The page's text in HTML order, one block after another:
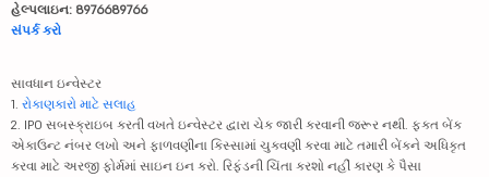
હેલ્પલાઇન: 8976689766
સંપર્ક કરો
સાવધાન ઇન્વેસ્ટર
1. રોકાણકારો માટે સલાહ
2. IPO સબસ્ક્રાઇબ કરતી વખતે ઇન્વેસ્ટર દ્વારા ચેક જારી કરવાની જરૂર નથી. ફક્ત બેંક
એકાઉન્ટ નંબર લખો અને ફાળવણીના કિસ્સામાં ચુકવણી કરવા માટે તમારી બેંકને અધિકૃત
કરવા માટે અરજી ફોર્મમાં સાઇન ઇન કરો. રિફંડની ચિંતા કરશો નહીં કારણ કે પૈસા